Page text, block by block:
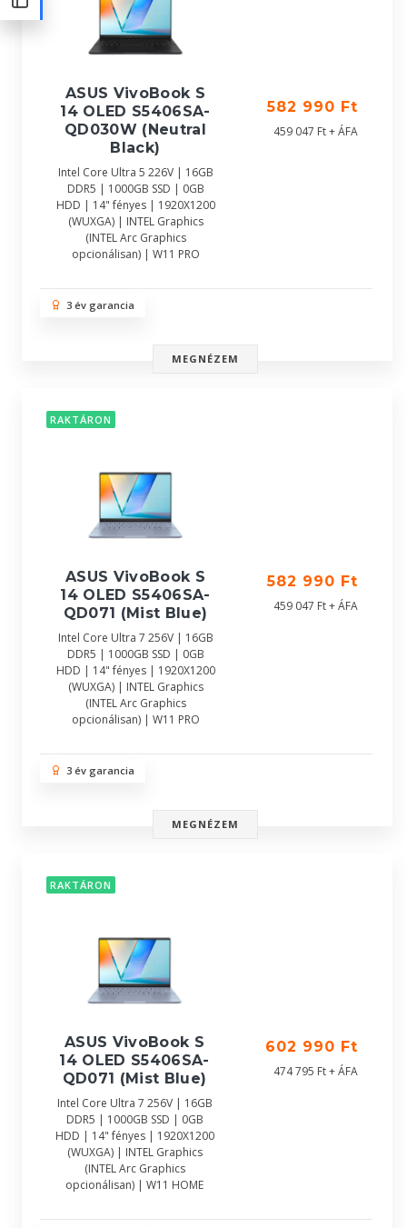
ASUS VivoBook S
14 OLED S5406SA-
QD030W (Neutral
Black)
Intel Core Ultra 5 226V | 16GB
DDR5 | 1000GB SSD | 0GB
HDD | 14" fényes | 1920X1200
(WUXGA) | INTEL Graphics
(INTEL Arc Graphics
opcionálisan) | W11 PRO
582 990 Ft
459 047 Ft + ÁFA
3 év garancia
MEGNÉZEM
RAKTÁRON
ASUS VivoBook S
14 OLED S5406SA-
QD071 (Mist Blue)
Intel Core Ultra 7 256V | 16GB
DDR5 | 1000GB SSD | 0GB
HDD | 14" fényes | 1920X1200
(WUXGA) | INTEL Graphics
(INTEL Arc Graphics
opcionálisan) | W11 PRO
582 990 Ft
459 047 Ft + ÁFA
3 év garancia
MEGNÉZEM
RAKTÁRON
ASUS VivoBook S
14 OLED S5406SA-
QD071 (Mist Blue)
Intel Core Ultra 7 256V | 16GB
DDR5 | 1000GB SSD | 0GB
HDD | 14" fényes | 1920X1200
(WUXGA) | INTEL Graphics
(INTEL Arc Graphics
opcionálisan) | W11 HOME
602 990 Ft
474 795 Ft + ÁFA